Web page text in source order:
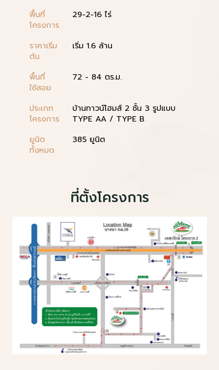
พื้นที่
โครงการ
29-2-16 ไร่
ราคาเริ่ม
ต้น
เริ่ม 1.6 ล้าน
พื้นที่
ใช้สอย
72 - 84 ตร.ม.
ประเภท
โครงการ
บ้านทาวน์โฮมส์ 2 ชั้น 3 รูปแบบ
TYPE AA / TYPE B
ยูนิต
ทั้งหมด
385 ยูนิต
ที่ตั้งโครงการ